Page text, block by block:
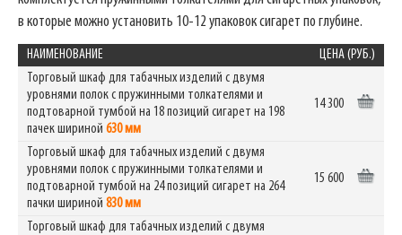
в которые можно установить 10-12 упаковок сигарет по глубине.
НАИМЕНОВАНИЕ
ЦЕНА (РУБ.)
Торговый шкаф для табачных изделий с двумя
уровнями полок с пружинными толкателями и
подтоварной тумбой на 18 позиций сигарет на 198
пачек шириной 630 мм
14 300
Торговый шкаф для табачных изделий с двумя
уровнями полок с пружинными толкателями и
подтоварной тумбой на 24 позиций сигарет на 264
пачки шириной 830 мм
15 600
Торговый шкаф для табачных изделий с двумя